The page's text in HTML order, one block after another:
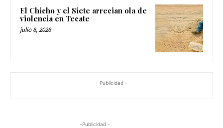
El Chicho y el Siete arrecian ola de
violencia en Tecate
julio 6, 2026
- Publicidad -
-Publicidad -